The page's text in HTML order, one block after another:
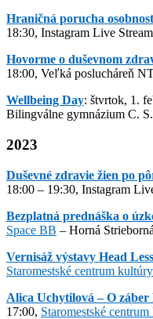
Hraničná porucha
18:30, Instagram Live Stream
Hovorme o duševnom
18:00, Veľká poslucháreň
Wellbeing Day: štvrtok, 1.
Bilingválne gymnázium C.
2023
Duševné zdravie žien po
18:00 – 19:30, Instagram
Bezplatná prednáška o
Space BB – Horná
Vernisáž výstavy Head Less
Staromestské centrum
Alica Uchytilová – O záber
17:00, Staromestské